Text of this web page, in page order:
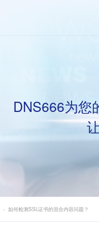
DNS666为您
如何检测SSL证书的混合内容问题？